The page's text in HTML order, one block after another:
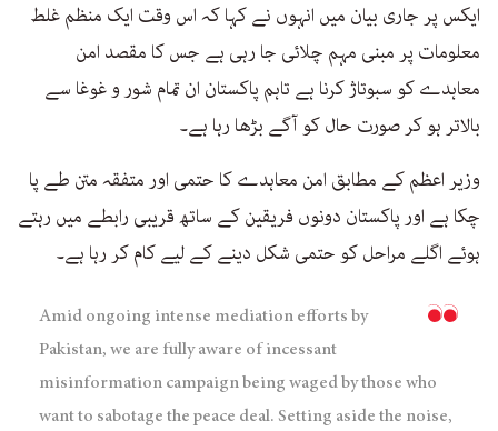
ایکس پر جاری بیان میں انہوں نے کہا کہ اس وقت ایک منظم غلط
معلومات پر مبنی مہم چلائی جا رہی ہے جس کا مقصد امن
معاہدے کو سبوتاژ کرنا ہے تاہم پاکستان ان تمام شور و غوغا سے
بالاتر ہو کر صورت حال کو آگے بڑھا رہا ہے۔
وزیر اعظم کے مطابق امن معاہدے کا حتمی اور متفقہ متن طے پا
چکا ہے اور پاکستان دونوں فریقین کے ساتھ قریبی رابطے میں رہتے
ہوئے اگلے مراحل کو حتمی شکل دینے کے لیے کام کر رہا ہے۔
Amid ongoing intense mediation efforts by
Pakistan, we are fully aware of incessant
misinformation campaign being waged by those who
want to sabotage the peace deal. Setting aside the noise,